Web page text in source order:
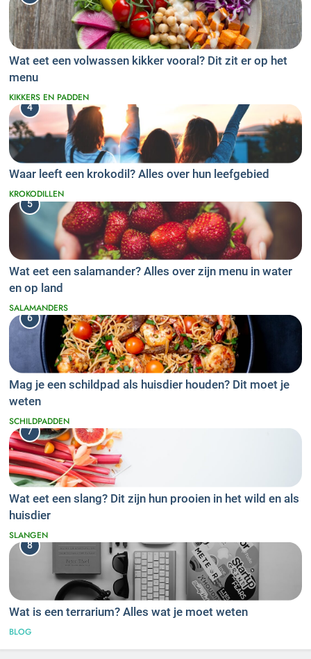
Wat eet een volwassen kikker vooral? Dit zit er op het
menu
KIKKERS EN PADDEN
4
Waar leeft een krokodil? Alles over hun leefgebied
KROKODILLEN
5
Wat eet een salamander? Alles over zijn menu in water
en op land
SALAMANDERS
6
Mag je een schildpad als huisdier houden? Dit moet je
weten
SCHILDPADDEN
7
Wat eet een slang? Dit zijn hun prooien in het wild en als
huisdier
SLANGEN
8
Wat is een terrarium? Alles wat je moet weten
BLOG